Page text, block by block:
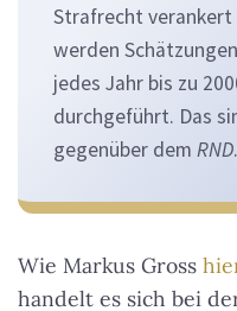
Strafrecht verankert
werden
jedes Jahr bis zu
durchgeführt. Das
gegenüber dem RND.
Wie Markus Gross
handelt es sich bei